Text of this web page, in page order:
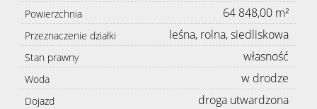
Powierzchnia 64 848,00 m²
Przeznaczenie działki leśna, rolna, siedliskowa
Stan prawny własność
Woda w drodze
Dojazd droga utwardzona